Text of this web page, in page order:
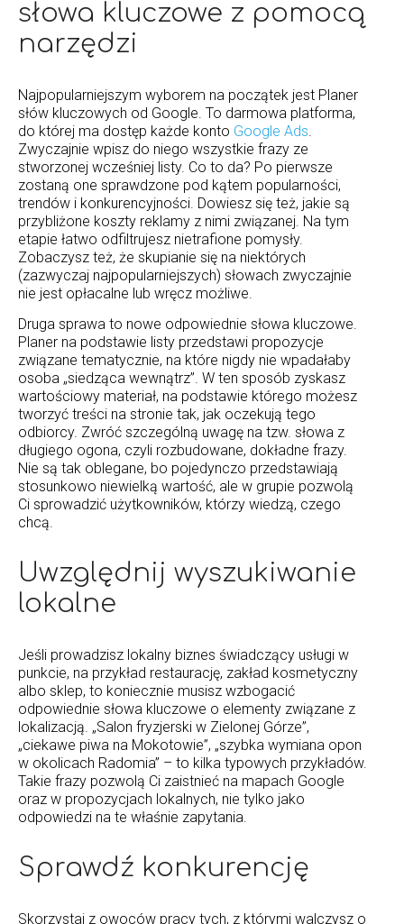
słowa kluczowe z pomocą
narzędzi
Najpopularniejszym wyborem na początek jest Planer
słów kluczowych od Google. To darmowa platforma,
do której ma dostęp każde konto Google Ads.
Zwyczajnie wpisz do niego wszystkie frazy ze
stworzonej wcześniej listy. Co to da? Po pierwsze
zostaną one sprawdzone pod kątem popularności,
trendów i konkurencyjności. Dowiesz się też, jakie są
przybliżone koszty reklamy z nimi związanej. Na tym
etapie łatwo odfiltrujesz nietrafione pomysły.
Zobaczysz też, że skupianie się na niektórych
(zazwyczaj najpopularniejszych) słowach zwyczajnie
nie jest opłacalne lub wręcz możliwe.
Druga sprawa to nowe odpowiednie słowa kluczowe.
Planer na podstawie listy przedstawi propozycje
związane tematycznie, na które nigdy nie wpadałaby
osoba „siedząca wewnątrz”. W ten sposób zyskasz
wartościowy materiał, na podstawie którego możesz
tworzyć treści na stronie tak, jak oczekują tego
odbiorcy. Zwróć szczególną uwagę na tzw. słowa z
długiego ogona, czyli rozbudowane, dokładne frazy.
Nie są tak oblegane, bo pojedynczo przedstawiają
stosunkowo niewielką wartość, ale w grupie pozwolą
Ci sprowadzić użytkowników, którzy wiedzą, czego
chcą.
Uwzględnij wyszukiwanie
lokalne
Jeśli prowadzisz lokalny biznes świadczący usługi w
punkcie, na przykład restaurację, zakład kosmetyczny
albo sklep, to koniecznie musisz wzbogacić
odpowiednie słowa kluczowe o elementy związane z
lokalizacją. „Salon fryzjerski w Zielonej Górze”,
„ciekawe piwa na Mokotowie”, „szybka wymiana opon
w okolicach Radomia” – to kilka typowych przykładów.
Takie frazy pozwolą Ci zaistnieć na mapach Google
oraz w propozycjach lokalnych, nie tylko jako
odpowiedzi na te właśnie zapytania.
Sprawdź konkurencję
Skorzystaj z owoców pracy tych, z którymi walczysz o